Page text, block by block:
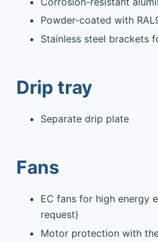
Powder-coated with
Stainless steel brackets
Drip tray
Separate drip plate
Fans
EC fans for high energy
request)
Motor protection with